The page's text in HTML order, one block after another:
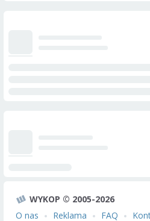
WYKOP © 2005-2026
O nas
Reklama FAQ